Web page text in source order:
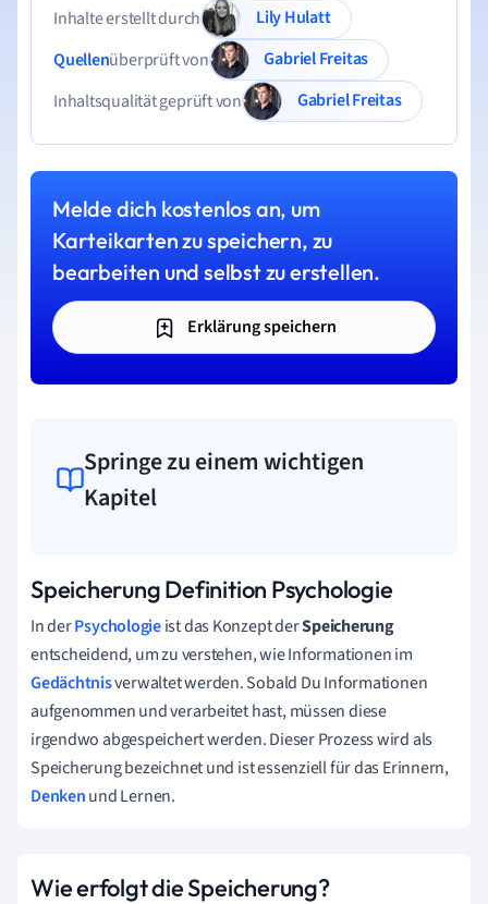
Inhalte erstellt durch
Lily Hulatt
Quellenüberprüft von
Gabriel Freitas
Inhaltsqualität geprüft von
Gabriel Freitas
Melde dich kostenlos an, um
Karteikarten zu speichern, zu
bearbeiten und selbst zu erstellen.
Erklärung speichern
Springe zu einem wichtigen
Kapitel
Speicherung Definition Psychologie
In derPsychologieist das Konzept derSpeicherung
entscheidend, um zu verstehen, wie Informationen im
Gedächtnisverwaltet werden. Sobald Du Informationen
aufgenommen und verarbeitet hast, müssen diese
irgendwo abgespeichert werden. Dieser Prozess wird als
Speicherung bezeichnet und ist essenziell für das Erinnern,
Denkenund Lernen.
Wie erfolgt die Speicherung?